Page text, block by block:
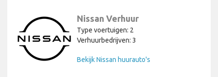
Nissan Verhuur
Type voertuigen: 2
Verhuurbedrijven: 3
Bekijk Nissan huurauto's